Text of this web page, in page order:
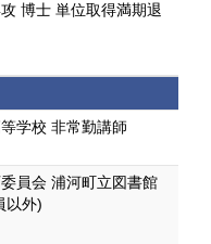
博士 単位取得満期退
学校 非常勤講師
員会 浦河町立図書館
以外)